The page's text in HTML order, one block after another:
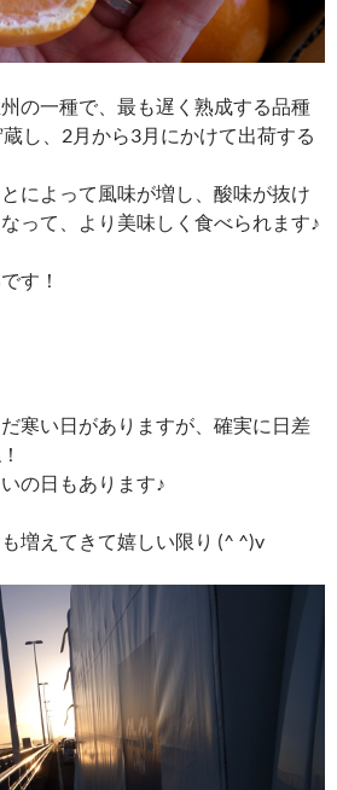
の一種で、最も遅く熟成する品種
し、2月から3月にかけて出荷する
によって風味が増し、酸味が抜け
って、より美味しく食べられます♪
す！
寒い日がありますが、確実に日差
の日もあります♪
増えてきて嬉しい限り (^ ^)v